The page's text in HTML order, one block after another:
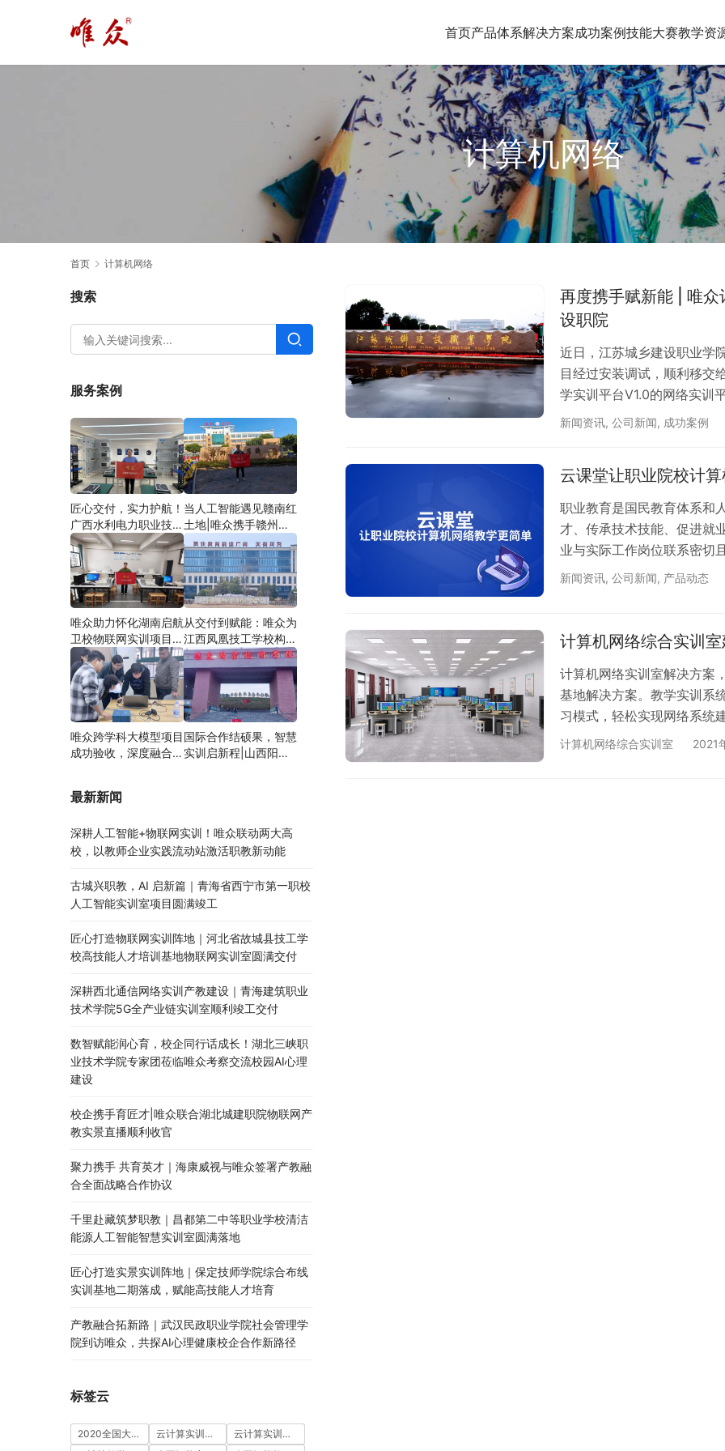
首页产品体系解决方案成功案例技能大赛教学资
计算机网络
首页 计算机网络
再度携手赋新能 | 唯
设职院
近日，江苏城乡建设职业学
目经过安装调试，顺利移交
学实训平台V1.0的网络实训
以及教学中心模块各一套。
络技术的教学和实践，进一
一提…
新闻资讯, 公司新闻, 成功案例
云课堂让职业院校计
职业教育是国民教育体系和
才、传承技术技能、促进就
业与实际工作岗位联系密切
进步，计算机网络技术发展
们的生活和工作方式，推动
新闻资讯, 公司新闻, 产品动态
计算机网络综合实训
计算机网络实训室解决方案
基地解决方案。教学实训系
习模式，轻松实现网络系统
用实训设备+实训云平台的
计算机网络综合实训室 2021
搜索
服务案例
匠心交付，实力护航！
广西水利电力职业技术
学院智慧建筑综合布线
实训项目圆满落地
当人工智能遇见赣南红
土地|唯众携手赣州农
校，开辟涉农职教
“AI+农业”新路径
唯众助力怀化湖南启航
卫校物联网实训项目圆
满交付，共筑医工融合
人才培养新生态
从交付到赋能：唯众为
江西凤凰技工学校构建
“教、学、做”一体化网
络实训环境
唯众跨学科大模型项目
成功验收，深度融合边
级
国际合作结硕果，智慧
实训启新程|山西阳泉
最新新闻
深耕人工智能+物联网实训！唯众联动两大高
校，以教师企业实践流动站激活职教新动能
古城兴职教，AI 启新篇｜青海省西宁市第一职校
人工智能实训室项目圆满竣工
匠心打造物联网实训阵地｜河北省故城县技工学
校高技能人才培训基地物联网实训室圆满交付
深耕西北通信网络实训产教建设｜青海建筑职业
技术学院5G全产业链实训室顺利竣工交付
数智赋能润心育，校企同行话成长！湖北三峡职
业技术学院专家团莅临唯众考察交流校园AI心理
建设
校企携手育匠才|唯众联合湖北城建职院物联网产
教实景直播顺利收官
聚力携手 共育英才｜海康威视与唯众签署产教融
合全面战略合作协议
千里赴藏筑梦职教｜昌都第二中等职业学校清洁
能源人工智能智慧实训室圆满落地
匠心打造实景实训阵地｜保定技师学院综合布线
实训基地二期落成，赋能高技能人才培育
产教融合拓新路｜武汉民政职业学院社会管理学
院到访唯众，共探AI心理健康校企合作新路径
标签云
2020全国大学生5G技术及应用大赛 云计算实训室建设方案
云计算实训平台